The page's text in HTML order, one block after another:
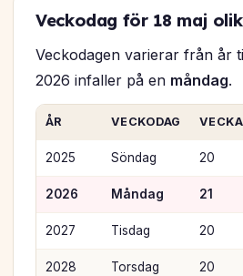
Veckodag för 18 maj
Veckodagen varierar från år
2026 infaller på en måndag.
ÅR VECKODAG VECKA
2025 Söndag 20
2026 Måndag 21
2027 Tisdag 20
2028 Torsdag 20